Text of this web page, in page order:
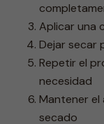
Aplicar una
Dejar secar
Repetir el
necesidad
Mantener
secado